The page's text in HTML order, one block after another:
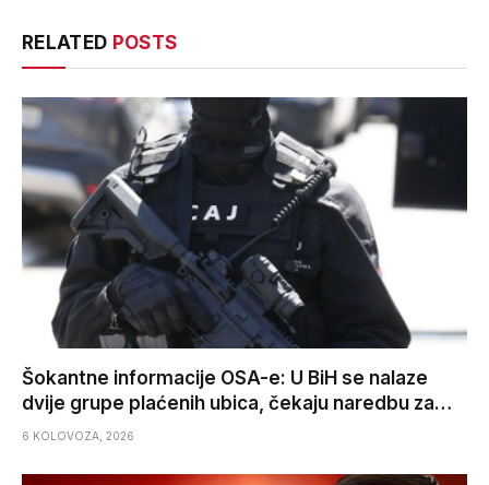
RELATED POSTS
Šokantne informacije OSA-e: U BiH se nalaze
dvije grupe plaćenih ubica, čekaju naredbu za…
6 KOLOVOZA, 2026